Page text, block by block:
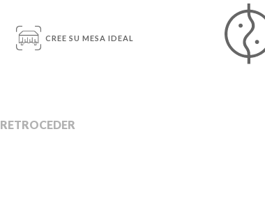
CREE SU MESA IDEAL
RETROCEDER